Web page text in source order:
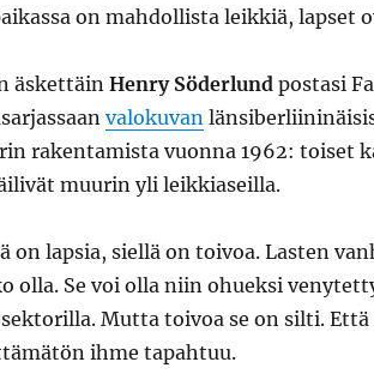
on mahdollista leikkiä, lapset
äskettäinHenry Söderlundpostasi
valokuvan
rakentamista vuonna 1962: toiset
muurin yli leikkiaseilla.
on lapsia, siellä on toivoa. Lasten
olla. Se voi olla niin ohueksi
Mutta toivoa se on silti.
ihme tapahtuu.